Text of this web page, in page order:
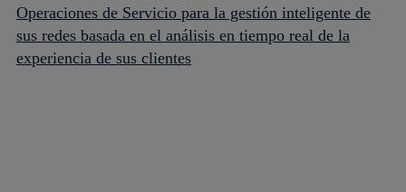
Operaciones de Servicio para la gestión inteligente de
sus redes basada en el análisis en tiempo real de la
experiencia de sus clientes